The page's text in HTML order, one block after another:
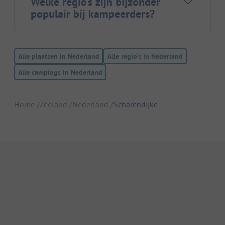
populair bij kampeerders?
Alle plaatsen in Nederland
Alle regio's in Nederland
Alle campings in Nederland
Home Zeeland Nederland Scharendijke